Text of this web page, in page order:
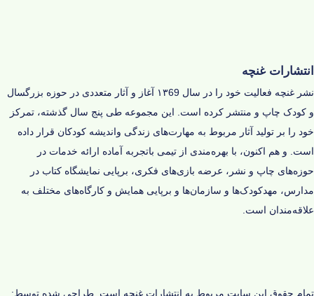
انتشارات غنچه
نشر غنچه فعالیت خود را در سال ۱۳69 آغاز و‌ آثار متعددی در حوزه‌ بزرگسال
و کودک چاپ و منتشر کرده است. این مجموعه طی پنج سال گذشته، تمرکز
خود را بر تولید آثار مربوط به مهارت‌های زندگی و‌اندیشه‌ کودکان قرار داده
است. و هم اکنون، با بهره‌مندی از تیمی باتجربه آماده‌ ارائه‌ خدمات در
حوزه‌های چاپ و نشر، عرضه‌ بازی‌های فکری، برپایی نمایشگاه کتاب در
مدارس، مهدکودک‌ها و سازمان‌ها و برپایی همایش و کارگاه‌های مختلف به
علاقه‌مندان است.
تمام حقوق این سایت مربوط به انتشارات غنچه است. طراحی شده توسط: